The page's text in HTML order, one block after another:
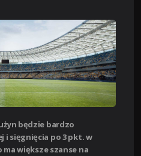
będzie bardzo
i sięgnięcia po 3 pkt. w
większe szanse na